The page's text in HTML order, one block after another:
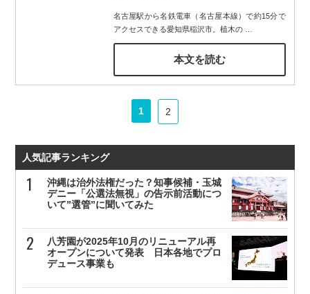
名古屋駅から名鉄電車（名古屋本線）で約15分で
アクセスできる愛知県稲沢市。植木の…
本文を読む
1 2
人気記事ランキング
沖縄は治外法権だった？知事候補・玉城
デニー「公選法無視」の告示前活動につ
いて”選管”に聞いてみた
八芳園が2025年10月のリニューアル再
オープンについて発表 日本各地でプロ
デュース事業も